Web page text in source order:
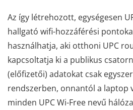
Az így létrehozott, egységesen
hallgató wifi-hozzáférési
használhatja, aki otthoni UPC
kapcsoltatja ki a publikus
(előfizetői) adatokat csak
rendszerben, onnantól a laptop
minden UPC Wi-Free nevű